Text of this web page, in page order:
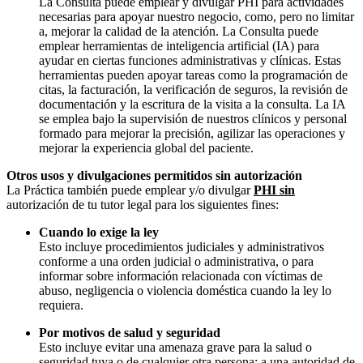
necesarias para apoyar nuestro negocio, como, pero no limitar
a, mejorar la calidad de la atención. La Consulta puede
emplear herramientas de inteligencia artificial (IA) para
ayudar en ciertas funciones administrativas y clínicas. Estas
herramientas pueden apoyar tareas como la programación de
citas, la facturación, la verificación de seguros, la revisión de
documentación y la escritura de la visita a la consulta. La IA
se emplea bajo la supervisión de nuestros clínicos y personal
formado para mejorar la precisión, agilizar las operaciones y
mejorar la experiencia global del paciente.
Otros usos y divulgaciones permitidos sin autorización
La Práctica también puede emplear y/o divulgarPHI sin
autorización de tu tutor legal para los siguientes fines:
Cuando lo exige la ley
Esto incluye procedimientos judiciales y administrativos
conforme a una orden judicial o administrativa, o para
informar sobre información relacionada con víctimas de
abuso, negligencia o violencia doméstica cuando la ley lo
requiera.
Por motivos de salud y seguridad
Esto incluye evitar una amenaza grave para la salud o